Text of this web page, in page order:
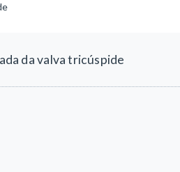
da valva tricúspide